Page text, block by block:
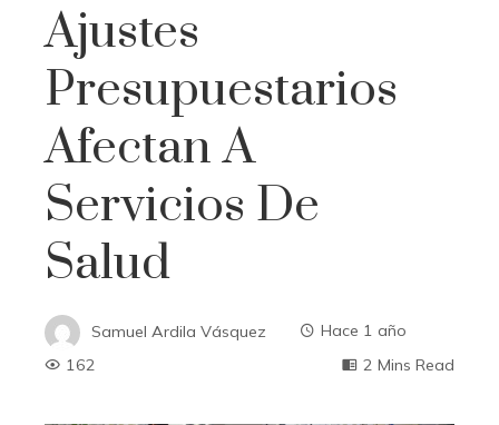
Ajustes
Presupuestarios
Afectan A
Servicios De
Salud
Samuel Ardila Vásquez
Hace 1 año
162
2 Mins Read